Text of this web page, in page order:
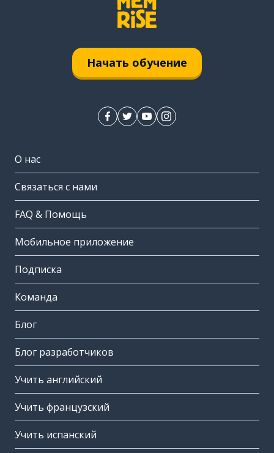
Начать обучение
О нас
Связаться с нами
FAQ & Помощь
Мобильное приложение
Подписка
Команда
Блог
Блог разработчиков
Учить английский
Учить французский
Учить испанский